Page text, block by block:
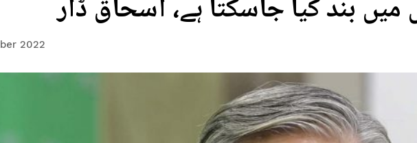
بند کیا جاسکتا ہے، اسحاق ڈار
2022